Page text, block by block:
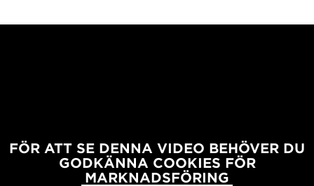
FÖR ATT SE DENNA VIDEO BEHÖVER DU
GODKÄNNA COOKIES FÖR
MARKNADSFÖRING